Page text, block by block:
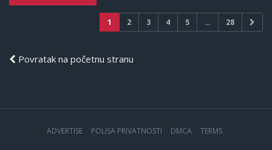
1 2 3 4 5 … 28
Povratak na početnu stranu
ADVERTISE POLISA PRIVATNOSTI DMCA TERMS